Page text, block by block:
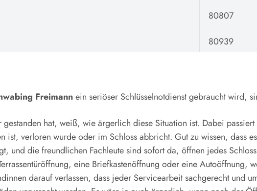
80807
80939
Freimannein seriöser Schlüsselnotdienst gebraucht wird,
hat, weiß, wie ärgerlich diese Situation ist. Dabei
ist, verloren wurde oder im Schloss abbricht. Gut zu wissen, dass
und die freundlichen Fachleute sind sofort da, öffnen jedes
eine Briefkastenöffnung oder eine Autoöffnung,
darauf verlassen, dass jeder Servicearbeit sachgerecht und